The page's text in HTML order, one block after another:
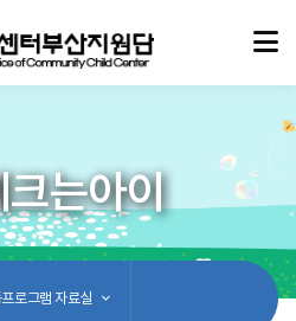
는아이
로그램 자료실